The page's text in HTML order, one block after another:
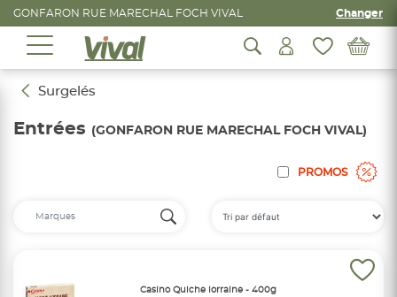
GONFARON RUE MARECHAL FOCH VIVAL Changer
Surgelés
Entrées (GONFARON RUE MARECHAL FOCH VIVAL)
PROMOS
Casino Quiche lorraine - 400g